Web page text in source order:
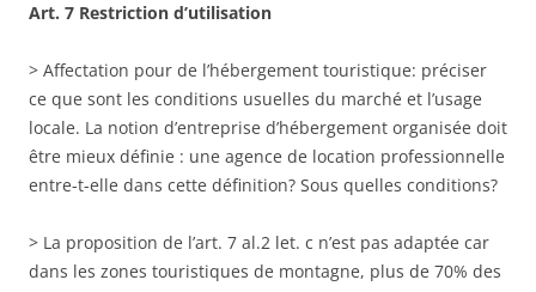
Art. 7 Restriction d’utilisation
> Affectation pour de l’hébergement touristique: préciser
ce que sont les conditions usuelles du marché et l’usage
locale. La notion d’entreprise d’hébergement organisée doit
être mieux définie : une agence de location professionnelle
entre-t-elle dans cette définition? Sous quelles conditions?
> La proposition de l’art. 7 al.2 let. c n’est pas adaptée car
dans les zones touristiques de montagne, plus de 70% des